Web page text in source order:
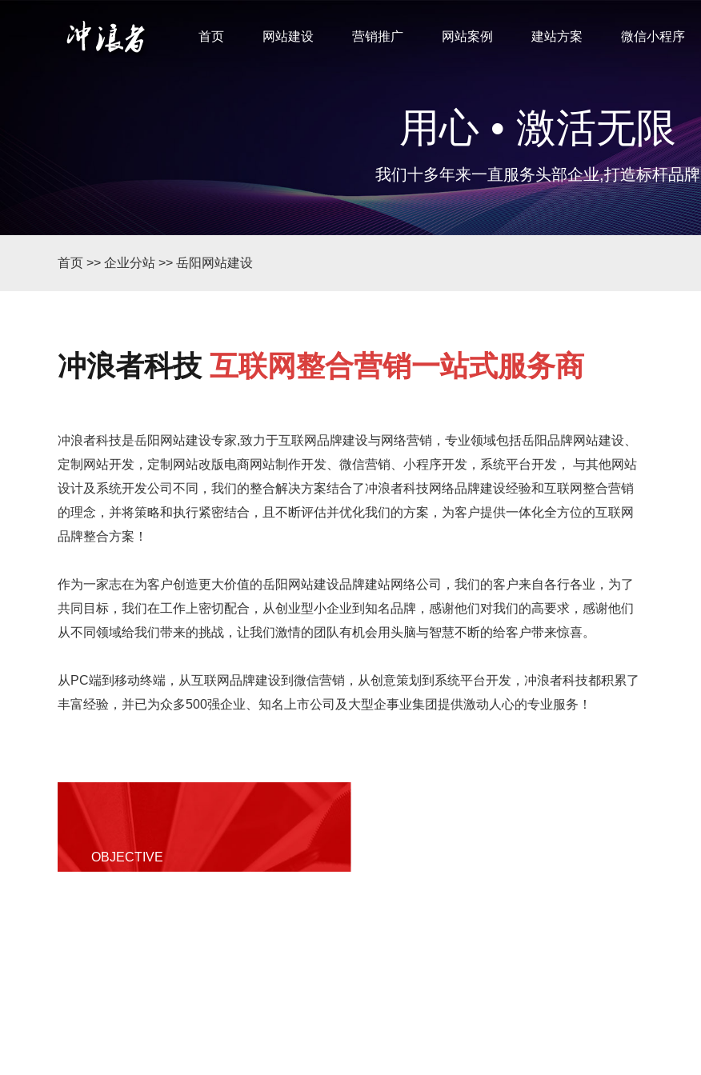
首页 网站建设 营销推广 网站案例 建站方案 微信小程序
用心 • 激活无限
我们十多年来一直服务头部企业,打造标杆品牌
首页 >> 企业分站 >> 岳阳网站建设
冲浪者科技 互联网整合营销一站式服务商
冲浪者科技是岳阳网站建设专家,致力于互联网品牌建设与网络营销，专业领域包括岳阳品牌网站建设
定制网站开发，定制网站改版电商网站制作开发、微信营销、小程序开发，系统平台开发， 与其他网站
设计及系统开发公司不同，我们的整合解决方案结合了冲浪者科技网络品牌建设经验和互联网整合营销
的理念，并将策略和执行紧密结合，且不断评估并优化我们的方案，为客户提供一体化全方位的互联网
品牌整合方案！
作为一家志在为客户创造更大价值的岳阳网站建设品牌建站网络公司
，我们的客户来自各行各业，为了
共同目标，我们在工作上密切配合，从创业型小企业到知名品牌，感谢他们对我们的高要求，感谢他们
从不同领域给我们带来的挑战，让我们激情的团队有机会用头脑与智慧不断的给客户带来惊喜。
从PC端到移动终端，从互联网品牌建设到微信营销，从创意策划到系统平台开发，冲浪者科技都积累了
丰富经验，并已为众多500强企业、知名上市公司及大型企事业集团提供激动人心的专业服务！
OBJECTIVE